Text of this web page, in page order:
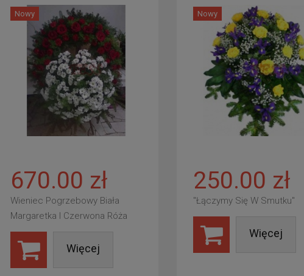
Nowy
670.00 zł
Wieniec Pogrzebowy Biała
Margaretka I Czerwona Róża
Więcej
Nowy
250.00 zł
"Łączymy Się W Smutku"
Więcej